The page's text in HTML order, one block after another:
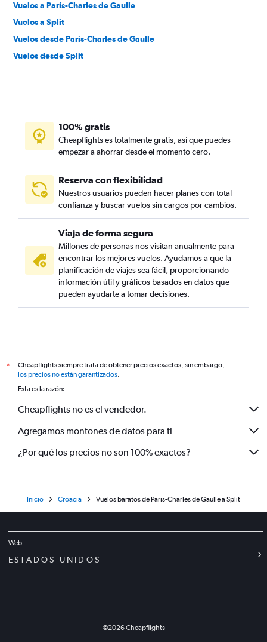
Vuelos a París-Charles de Gaulle
Vuelos a Split
Vuelos desde París-Charles de Gaulle
Vuelos desde Split
100% gratis
Cheapflights es totalmente gratis, así que puedes
empezar a ahorrar desde el momento cero.
Reserva con flexibilidad
Nuestros usuarios pueden hacer planes con total
confianza y buscar vuelos sin cargos por cambios.
Viaja de forma segura
Millones de personas nos visitan anualmente para
encontrar los mejores vuelos. Ayudamos a que la
planificación de viajes sea fácil, proporcionando
información útil y gráficos basados en datos que
pueden ayudarte a tomar decisiones.
*
Cheapflights siempre trata de obtener precios exactos, sin embargo,
los precios no están garantizados.
Esta es la razón:
Cheapflights no es el vendedor.
Agregamos montones de datos para ti
¿Por qué los precios no son 100% exactos?
Inicio Croacia Vuelos baratos de París-Charles de Gaulle a Split
Web
ESTADOS UNIDOS
©2026Cheapflights